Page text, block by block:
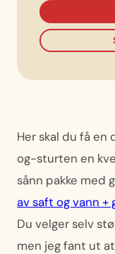
Her skal du få
og-sturten en
sånn pakke med
av saft og vann +
Du velger selv
men jeg fant ut